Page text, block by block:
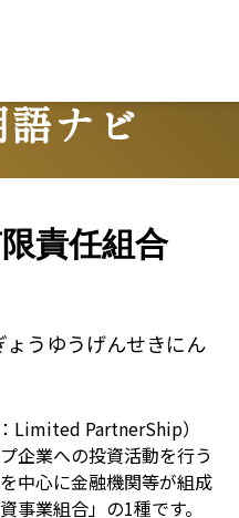
ナビ
責任組合
うゆうげんせきにん
Limited PartnerShip）
企業への投資活動を行う
中心に金融機関等が組成
事業組合」の1種です。